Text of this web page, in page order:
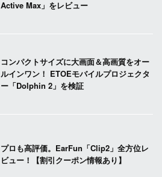
Active Max」をレビュー
コンパクトサイズに大画面＆高画質をオー
ルインワン！ ETOEモバイルプロジェクタ
ー「Dolphin 2」を検証
プロも高評価。EarFun「Clip2」全方位レ
ビュー！【割引クーポン情報あり】